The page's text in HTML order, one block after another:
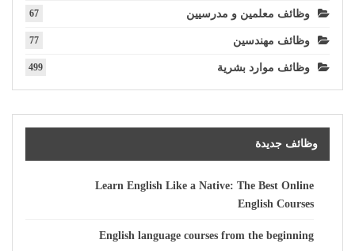
وظائف معلمين و مدرسيين 67
وظائف مهندسين 77
وظائف موارد بشرية 499
وظائف جديدة
Learn English Like a Native: The Best Online
English Courses
English language courses from the beginning